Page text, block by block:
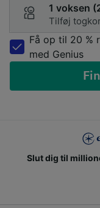
1 voksen
Tilføj
Få op til 20 %
med Genius
Slut dig til